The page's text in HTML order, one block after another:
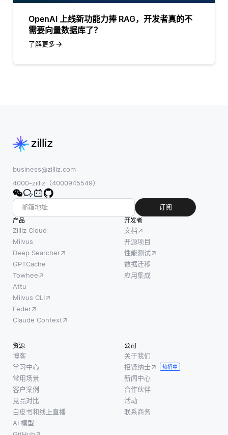
OpenAI 上线新功能力捧 RAG，开发者真的不
需要向量数据库了？
了解更多
business@zilliz.com
4000-zilliz（4000945549）
订阅
产品
Zilliz Cloud
Milvus
Deep Searcher
GPTCache
Towhee
Attu
Milvus CLI
Feder
Claude Context
开发者
文档
开源项目
性能测试
数据迁移
应用集成
资源
博客
学习中心
常用场景
客户案例
竞品对比
白皮书和线上直播
AI 模型
公司
关于我们
招贤纳士
热招中
新闻中心
合作伙伴
活动
联系商务